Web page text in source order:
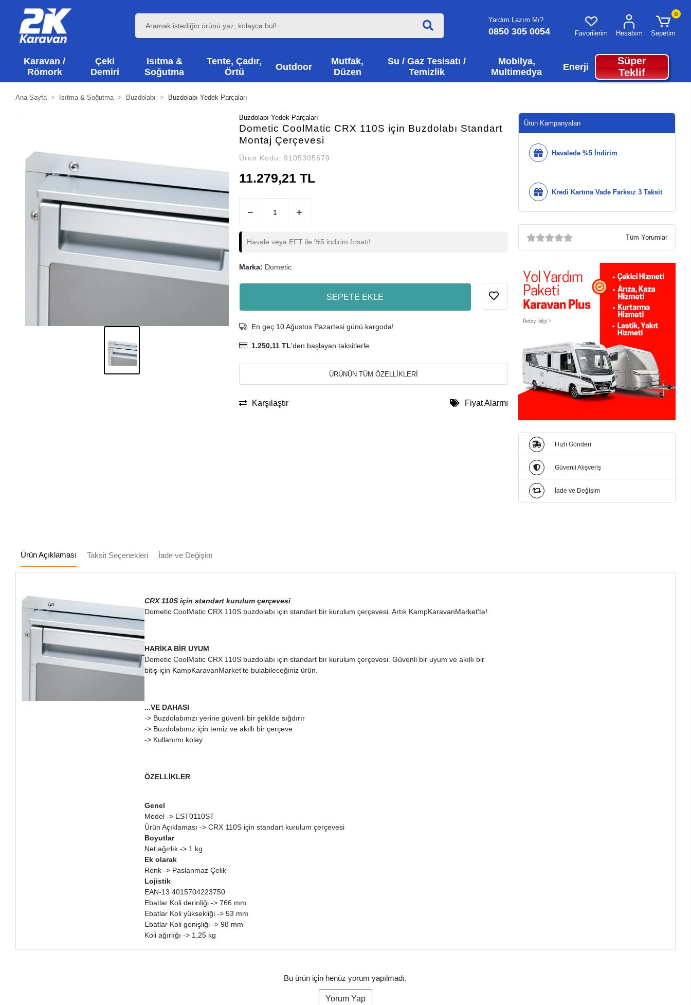
Yardım Lazım Mı?
0850 305 0054 Favorilerim Hesabım
0
Sepetim
Karavan /
Römork
Çeki
Demiri
Isıtma &
Soğutma
Tente, Çadır,
Örtü
Outdoor
Mutfak,
Düzen
Su / Gaz Tesisatı /
Temizlik
Mobilya,
Multimedya
Enerji
Süper
Teklif
Ana Sayfa Isıtma & Soğutma Buzdolabı Buzdolabı Yedek Parçaları
Buzdolabı Yedek Parçaları
Dometic CoolMatic CRX 110S için Buzdolabı Standart
Montaj Çerçevesi
Ürün Kodu: 9105305679
11.279,21 TL
Havale veya EFT ile %5 indirim fırsatı!
Marka: Dometic
SEPETE EKLE
En geç 10 Ağustos Pazartesi günü kargoda!
1.250,11 TL'den başlayan taksitlerle
ÜRÜNÜN TÜM ÖZELLİKLERİ
Karşılaştır Fiyat Alarmı
Ürün Kampanyaları
Havalede %5 İndirim
Kredi Kartına Vade Farksız 3 Taksit
Tüm Yorumlar
Hızlı Gönderi
Güvenli Alışveriş
İade ve Değişim
Ürün Açıklaması Taksit Seçenekleri İade ve Değişim
CRX 110S için standart kurulum çerçevesi
Dometic CoolMatic CRX 110S buzdolabı için standart bir kurulum çerçevesi. Artık KampKaravanMarket'te!
HARİKA BİR UYUM
Dometic CoolMatic CRX 110S buzdolabı için standart bir kurulum çerçevesi. Güvenli bir uyum ve akıllı bir
bitiş için KampKaravanMarket'te bulabileceğiniz ürün.
...VE DAHASI
-> Buzdolabınızı yerine güvenli bir şekilde sığdırır
-> Buzdolabınız için temiz ve akıllı bir çerçeve
-> Kullanımı kolay
ÖZELLİKLER
Genel
Model -> EST0110ST
Ürün Açıklaması -> CRX 110S için standart kurulum çerçevesi
Boyutlar
Net ağırlık -> 1 kg
Ek olarak
Renk -> Paslanmaz Çelik
Lojistik
EAN-13 4015704223750
Ebatlar Koli derinliği -> 766 mm
Ebatlar Koli yüksekliği -> 53 mm
Ebatlar Koli genişliği -> 98 mm
Koli ağırlığı -> 1,25 kg
Bu ürün için henüz yorum yapılmadı.
Yorum Yap